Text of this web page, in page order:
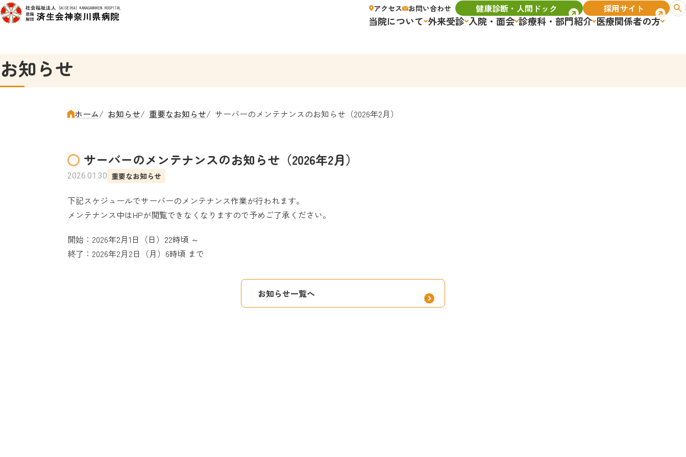
アクセス お問い合わせ 健康診断・人間ドック 採用サイト
当院について 外来受診 入院・面会 診療科・部門紹介 医療関係者の方
お知らせ
ホーム お知らせ 重要なお知らせ サーバーのメンテナンスのお知らせ（2026年2月）
サーバーのメンテナンスのお知らせ（2026年2月）
2026.01.30 重要なお知らせ
下記スケジュールでサーバーのメンテナンス作業が行われます。
メンテナンス中はHPが閲覧できなくなりますので予めご了承ください。
開始：2026年2月1日（日）22時頃 ～
終了：2026年2月2日（月）6時頃 まで
お知らせ一覧へ